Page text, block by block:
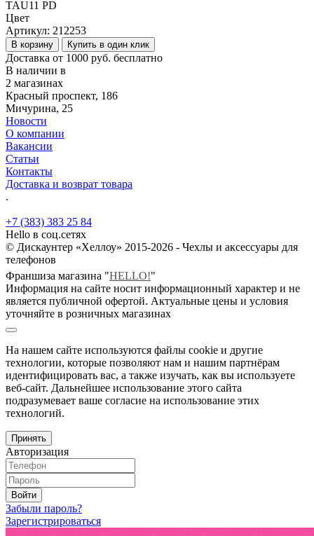
TAU11 PD
Цвет
Артикул: 212253
В корзину Купить в один клик
Доставка от 1000 руб. бесплатно
В наличии в
2 магазинах
Красный проспект, 186
Мичурина, 25
Новости
О компании
Вакансии
Статьи
Контакты
Доставка и возврат товара
.
+7 (383) 383 25 84
Hello в соц.сетях
© Дискаунтер «Хеллоу» 2015-2026 - Чехлы и аксессуары для
телефонов
Франшиза магазина "HELLO!"
Информация на сайте носит информационный характер и не
является публичной офертой. Актуальные цены и условия
уточняйте в розничных магазинах
На нашем сайте используются файлы cookie и другие
технологии, которые позволяют нам и нашим партнёрам
идентифицировать вас, а также изучать, как вы используете
веб-сайт. Дальнейшее использование этого сайта
подразумевает ваше согласие на использование этих
технологий.
Принять
Авторизация
Войти
Забыли пароль?
Зарегистрироваться